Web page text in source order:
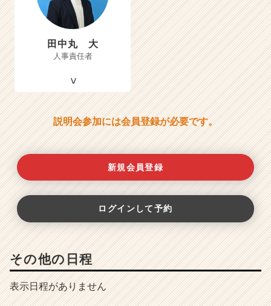
田中丸 大
人事責任者
説明会参加には会員登録が必要です。
新規会員登録
ログインして予約
その他の日程
表示日程がありません